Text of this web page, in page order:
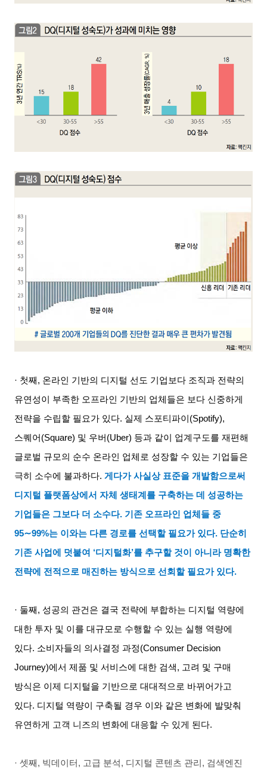
· 첫째 , 온라인 기반의 디지털 선도 기업보다 조직과 전략의
유연성이 부족한 오프라인 기반의 업체들은 보다 신중하게
전략을 수립할 필요가 있다. 실제 스포티파이 (Spotify),
스퀘어 (Square) 및 우버 (Uber) 등과 같이 업계구도를 재편해
글로벌 규모의 순수 온라인 업체로 성장할 수 있는 기업들은
극히 소수에 불과하다.게다가 사실상 표준을 개발함으로써
디지털 플랫폼상에서 자체 생태계를 구축하는 데 성공하는
기업들은 그보다 더 소수다. 기존 오프라인 업체들 중
95∼99%는 이와는 다른 경로를 선택할 필요가 있다. 단순히
기존 사업에 덧붙여 ‘디지털화’를 추구할 것이 아니라 명확한
전략에 전적으로 매진하는 방식으로 선회할 필요가 있다.
· 둘째 , 성공의 관건은 결국 전략에 부합하는 디지털 역량에
대한 투자 및 이를 대규모로 수행할 수 있는 실행 역량에
있다. 소비자들의 의사결정 과정(Consumer Decision
Journey)에서 제품 및 서비스에 대한 검색, 고려 및 구매
방식은 이제 디지털을 기반으로 대대적으로 바뀌어가고
있다. 디지털 역량이 구축될 경우 이와 같은 변화에 발맞춰
유연하게 고객 니즈의 변화에 대응할 수 있게 된다.
· 셋째 , 빅데이터 , 고급 분석, 디지털 콘텐츠 관리 , 검색엔진